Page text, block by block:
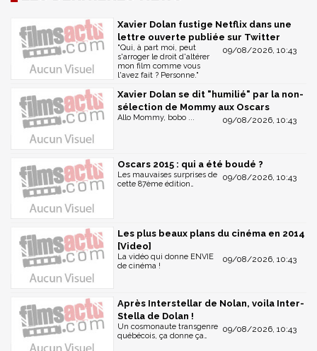
Xavier Dolan fustige Netflix dans une
lettre ouverte publiée sur Twitter
09/08/2026, 10:43
"Qui, à part moi, peut
s'arroger le droit d'altérer
mon film comme vous
l'avez fait ? Personne."
Xavier Dolan se dit "humilié" par la non-
sélection de Mommy aux Oscars
09/08/2026, 10:43
Allo Mommy, bobo ...
Oscars 2015 : qui a été boudé ?
09/08/2026, 10:43
Les mauvaises surprises de
cette 87ème édition…
Les plus beaux plans du cinéma en 2014
[Video]
09/08/2026, 10:43
La vidéo qui donne ENVIE
de cinéma !
Après Interstellar de Nolan, voila Inter-
Stella de Dolan !
09/08/2026, 10:43
Un cosmonaute transgenre
québécois, ça donne ça…